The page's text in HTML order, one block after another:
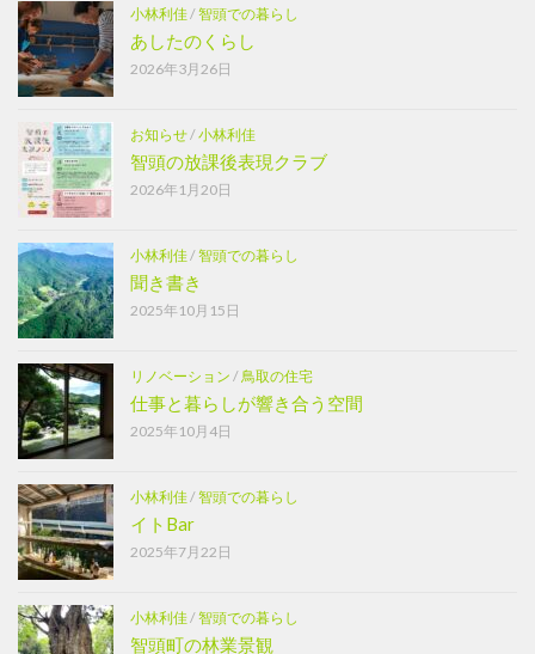
小林利佳/智頭での暮らし
あしたのくらし
2026年3月26日
お知らせ/小林利佳
智頭の放課後表現クラブ
2026年1月20日
小林利佳/智頭での暮らし
聞き書き
2025年10月15日
リノベーション /鳥取の住宅
仕事と暮らしが響き合う空間
2025年10月4日
小林利佳/智頭での暮らし
イトBar
2025年7月22日
小林利佳/智頭での暮らし
智頭町の林業景観